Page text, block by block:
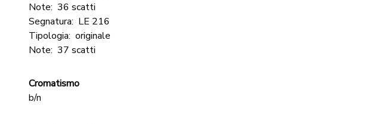
Note: 36 scatti
Segnatura: LE 216
Tipologia: originale
Note: 37 scatti
Cromatismo
b/n